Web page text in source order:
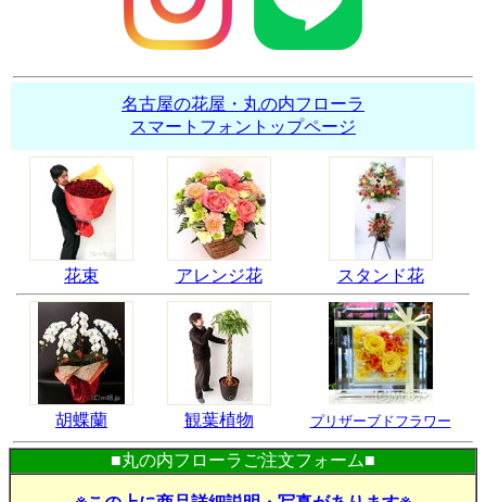
名古屋の花屋・丸の内フローラ
スマートフォントップページ
花束 アレンジ花 スタンド花
胡蝶蘭 観葉植物 プリザーブドフラワー
■丸の内フローラご注文フォーム■